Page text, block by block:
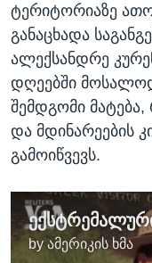
ტერიტორიაზე
განაცხადა
ალექსანდრე
დღეებში
შემდგომი
და მდინარეების
გამოიწვევს.
by ამერიკის ხმა